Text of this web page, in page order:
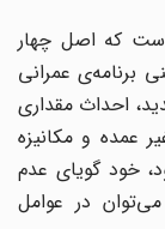
که اصل چهار
عمرانی
احداث مقداری
و مکانیزه
در بخش کشاورزی»[11] بود، خود گویای عدم
در عوامل